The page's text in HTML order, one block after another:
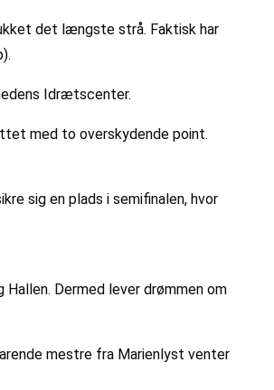
det længste strå. Faktisk har
Idrætscenter.
med to overskydende point.
sig en plads i semifinalen, hvor
Dermed lever drømmen om
mestre fra Marienlyst venter